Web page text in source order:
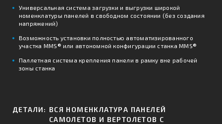
Универсальная система загрузки и выгрузки широкой
номенклатуры панелей в свободном состоянии (без создания
напряжений)
Возможность установки полностью автоматизированного
участка MMS® или автономной конфигурации станка MMS®
Паллетная система крепления панели в рамку вне рабочей
зоны станка
ДЕТАЛИ: ВСЯ НОМЕНКЛАТУРА ПАНЕЛЕЙ
САМОЛЕТОВ И ВЕРТОЛЕТОВ С